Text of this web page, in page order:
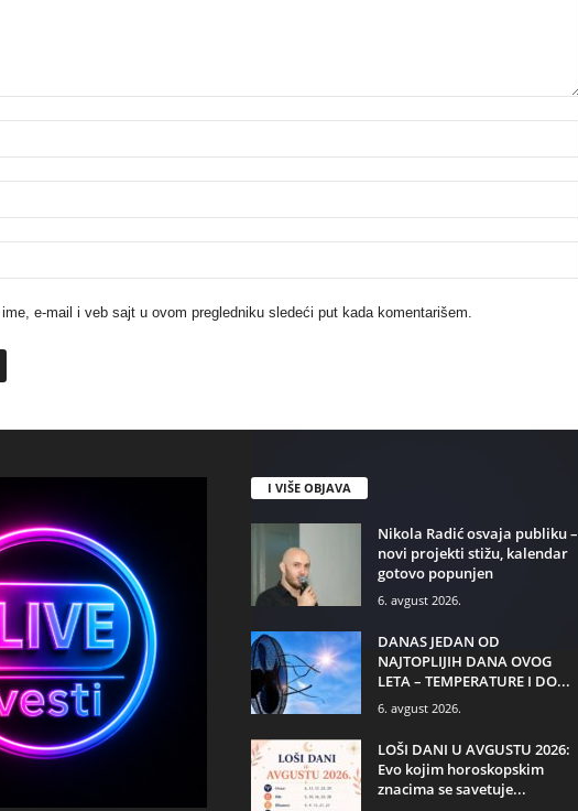
e-mail i veb sajt u ovom pregledniku sledeći put kada komentarišem.
I VIŠE OBJAVA
Nikola Radić osvaja publiku –
novi projekti stižu, kalendar
gotovo popunjen
6. avgust 2026.
DANAS JEDAN OD
NAJTOPLIJIH DANA OVOG
LETA – TEMPERATURE I DO...
6. avgust 2026.
LOŠI DANI U AVGUSTU 2026:
Evo kojim horoskopskim
znacima se savetuje...